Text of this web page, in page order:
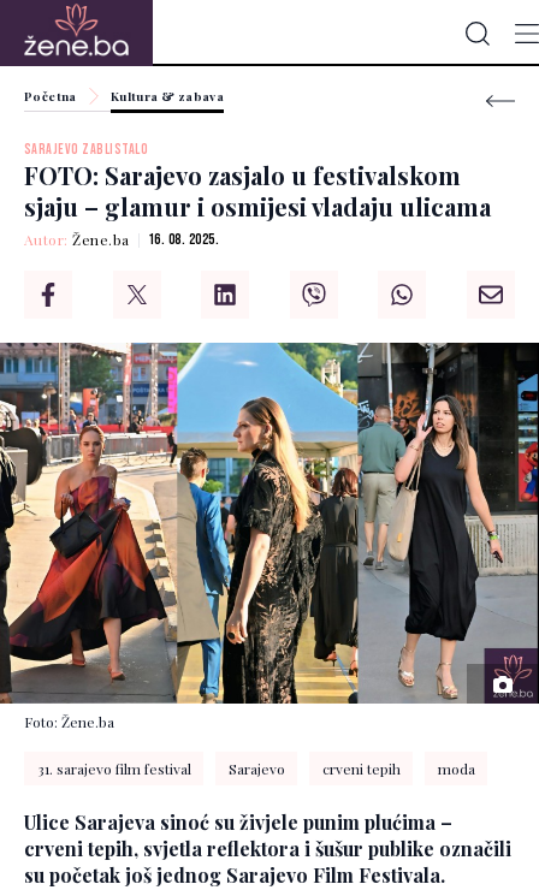
Početna Kultura & zabava
SARAJEVO ZABLISTALO
FOTO: Sarajevo zasjalo u festivalskom
sjaju – glamur i osmijesi vladaju ulicama
Autor:Žene.ba 16. 08. 2025.
Foto: Žene.ba
31. sarajevo film festival Sarajevo crveni tepih moda
Ulice Sarajeva sinoć su živjele punim plućima –
crveni tepih, svjetla reflektora i šušur publike označili
su početak još jednog Sarajevo Film Festivala.